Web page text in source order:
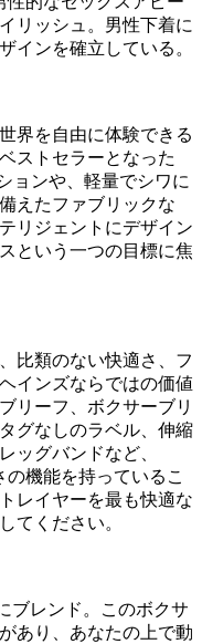
リッシュ。男性下着に
インを確立している。
界を自由に体験できる
ストセラーとなった
ョンや、軽量でシワに
えたファブリックな
リジェントにデザイン
という一つの目標に焦
比類のない快適さ、フ
インズならではの価値
リーフ、ボクサーブリ
グなしのラベル、伸縮
ッグバンドなど、
の機能を持っているこ
レイヤーを最も快適な
てください。
ブレンド。このボクサ
あり、あなたの上で動